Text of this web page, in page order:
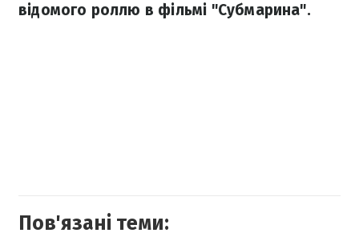
відомого роллю в фільмі "Субмарина".
Пов'язані теми: